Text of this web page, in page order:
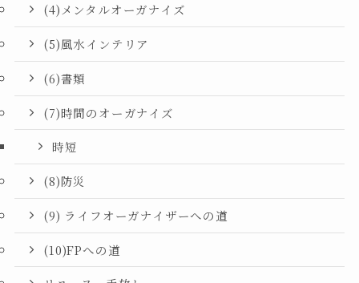
(4)メンタルオーガナイズ
(5)風水インテリア
(6)書類
(7)時間のオーガナイズ
時短
(8)防災
(9) ライフオーガナイザーへの道
(10)FPへの道